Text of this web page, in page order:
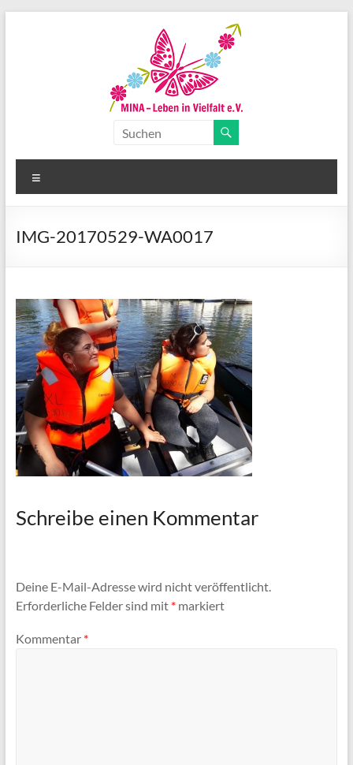
Leben
in
Vielfalt
e.V.
IMG-20170529-WA0017
Schreibe einen Kommentar
Deine E-Mail-Adresse wird nicht veröffentlicht.
Erforderliche Felder sind mit *markiert
Kommentar *